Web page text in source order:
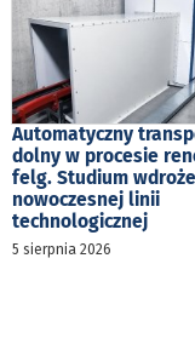
Automatyczny
dolny w procesie
felg. Studium
nowoczesnej linii
technologicznej
5 sierpnia 2026